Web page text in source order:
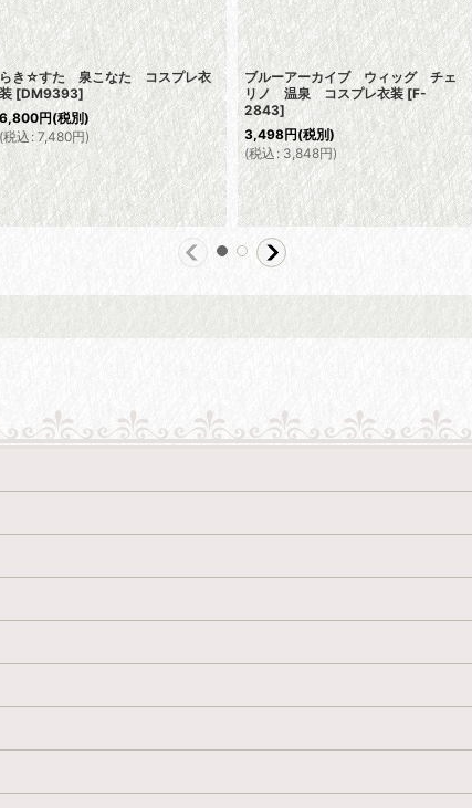
き☆すた 泉こなた コスプレ衣
[DM9393]
6,800円(税別)
(税込 : 7,480円)
ブルーアーカイブ ウィッグ チェ
リノ 温泉 コスプレ衣装 [F-
2843]
3,498円(税別)
(税込 : 3,848円)